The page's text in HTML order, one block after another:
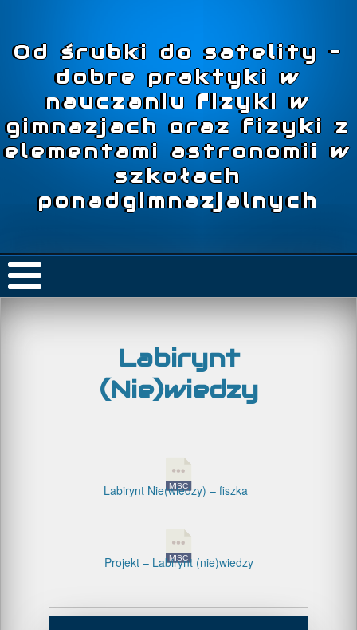
Od śrubki do satelity –
dobre praktyki w
nauczaniu fizyki w
gimnazjach oraz fizyki z
elementami astronomii w
szkołach
ponadgimnazjalnych
Labirynt
(Nie)wiedzy
Labirynt Nie(wiedzy) – fiszka
Projekt – Labirynt (nie)wiedzy